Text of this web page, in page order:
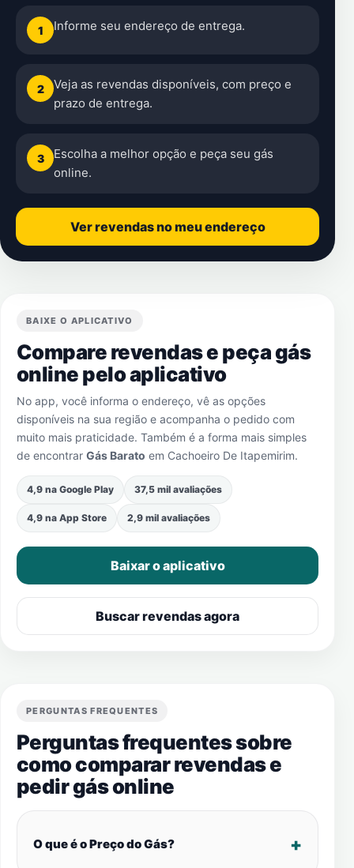
1 Informe seu endereço de entrega.
2
Veja as revendas disponíveis, com preço e
prazo de entrega.
3
Escolha a melhor opção e peça seu gás
online.
Ver revendas no meu endereço
BAIXE O APLICATIVO
Compare revendas e peça gás
online pelo aplicativo
No app, você informa o endereço, vê as opções
disponíveis na sua região e acompanha o pedido com
muito mais praticidade. Também é a forma mais simples
de encontrar Gás Barato em Cachoeiro De Itapemirim.
4,9 na Google Play 37,5 mil avaliações
4,9 na App Store 2,9 mil avaliações
Baixar o aplicativo
Buscar revendas agora
PERGUNTAS FREQUENTES
Perguntas frequentes sobre
como comparar revendas e
pedir gás online
O que é o Preço do Gás?